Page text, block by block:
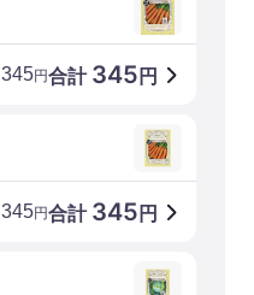
合計 345 円
345円
合計 345 円
345円